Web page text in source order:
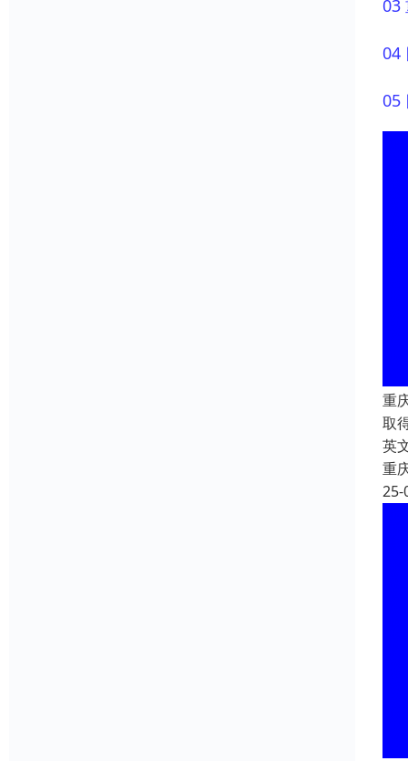
03
04
05
重
取
英
重
25-